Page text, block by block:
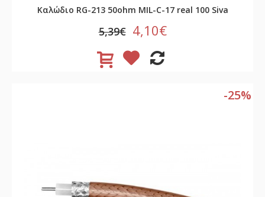
Καλώδιο RG-213 50ohm ΜΙL-C-17 real 100 Siva
5,39€ 4,10€
-25%